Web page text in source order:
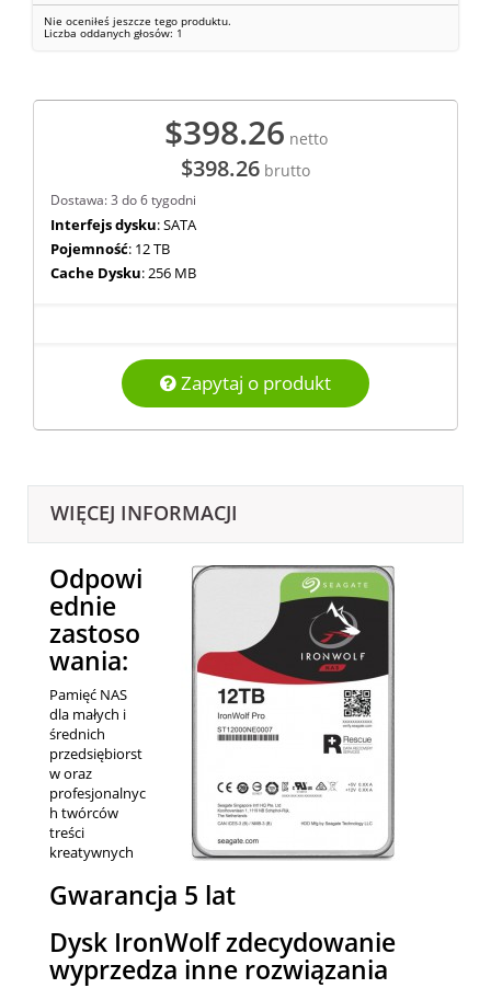
Nie oceniłeś jeszcze tego produktu.
Liczba oddanych głosów: 1
$398.26 netto
$398.26 brutto
Dostawa: 3 do 6 tygodni
Interfejs dysku: SATA
Pojemność: 12 TB
Cache Dysku: 256 MB
Zapytaj o produkt
WIĘCEJ INFORMACJI
Odpowi
ednie
zastoso
wania:
Pamięć NAS
dla małych i
średnich
przedsiębiorst
w oraz
profesjonalnyc
h twórców
treści
kreatywnych
Gwarancja 5 lat
Dysk IronWolf zdecydowanie
wyprzedza inne rozwiązania